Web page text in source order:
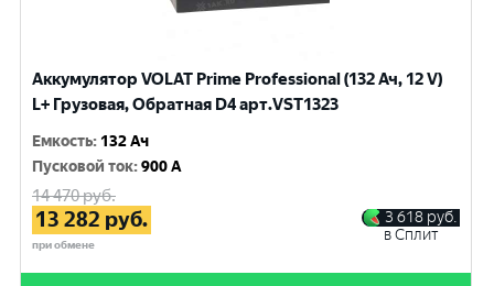
Аккумулятор VOLAT Prime Professional (132 Ач, 12 V)
L+ Грузовая, Обратная D4 арт.VST1323
Емкость: 132 Ач
Пусковой ток:900 A
14 470руб.
13 282 руб.
при обмене
3 618 руб.
в Сплит